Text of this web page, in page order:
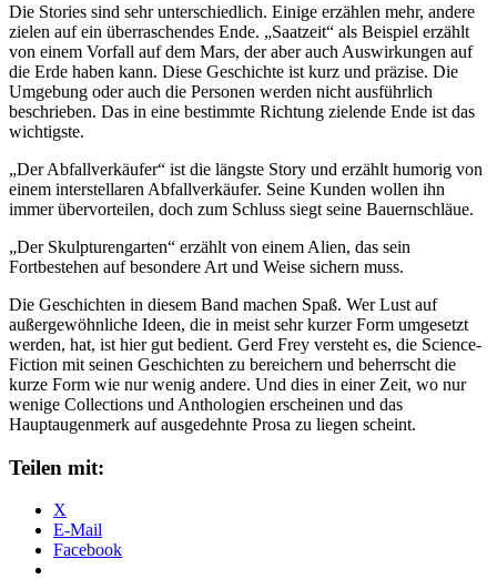
Die Stories sind sehr unterschiedlich. Einige erzählen mehr, andere
zielen auf ein überraschendes Ende. „Saatzeit“ als Beispiel erzählt
von einem Vorfall auf dem Mars, der aber auch Auswirkungen auf
die Erde haben kann. Diese Geschichte ist kurz und präzise. Die
Umgebung oder auch die Personen werden nicht ausführlich
beschrieben. Das in eine bestimmte Richtung zielende Ende ist das
wichtigste.
„Der Abfallverkäufer“ ist die längste Story und erzählt humorig von
einem interstellaren Abfallverkäufer. Seine Kunden wollen ihn
immer übervorteilen, doch zum Schluss siegt seine Bauernschläue.
„Der Skulpturengarten“ erzählt von einem Alien, das sein
Fortbestehen auf besondere Art und Weise sichern muss.
Die Geschichten in diesem Band machen Spaß. Wer Lust auf
außergewöhnliche Ideen, die in meist sehr kurzer Form umgesetzt
werden, hat, ist hier gut bedient. Gerd Frey versteht es, die Science-
Fiction mit seinen Geschichten zu bereichern und beherrscht die
kurze Form wie nur wenig andere. Und dies in einer Zeit, wo nur
wenige Collections und Anthologien erscheinen und das
Hauptaugenmerk auf ausgedehnte Prosa zu liegen scheint.
Teilen mit:
X
E-Mail
Facebook